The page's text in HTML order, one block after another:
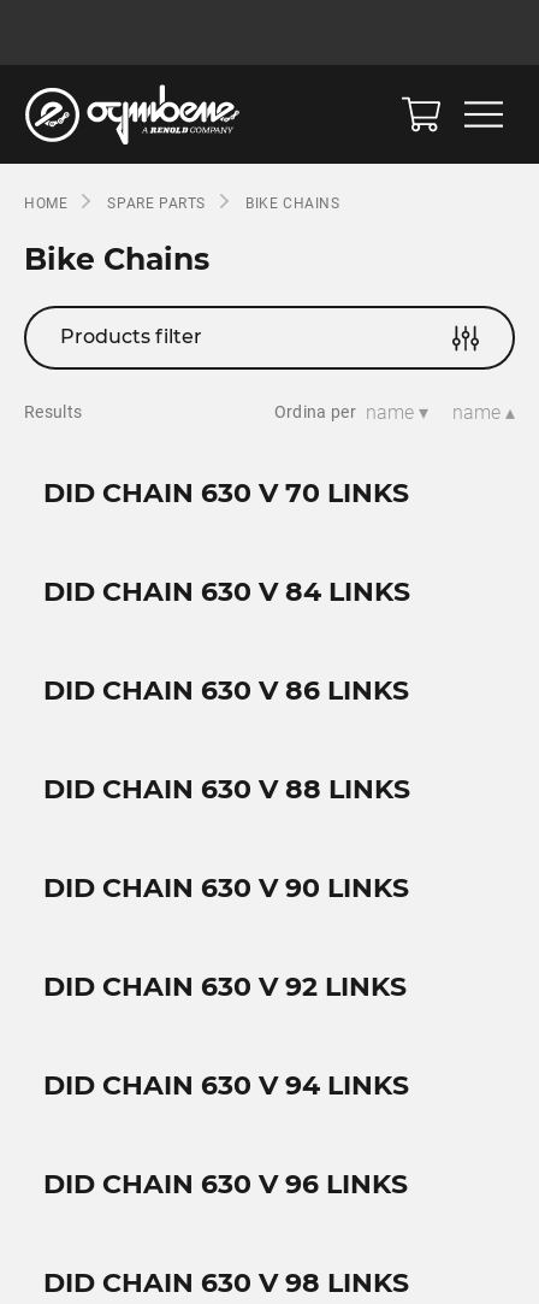
HOME SPARE PARTS BIKE CHAINS
Bike Chains
Products filter
Results Ordina per name ▾ name ▴
DID CHAIN 630 V 70 LINKS
DID CHAIN 630 V 84 LINKS
DID CHAIN 630 V 86 LINKS
DID CHAIN 630 V 88 LINKS
DID CHAIN 630 V 90 LINKS
DID CHAIN 630 V 92 LINKS
DID CHAIN 630 V 94 LINKS
DID CHAIN 630 V 96 LINKS
DID CHAIN 630 V 98 LINKS